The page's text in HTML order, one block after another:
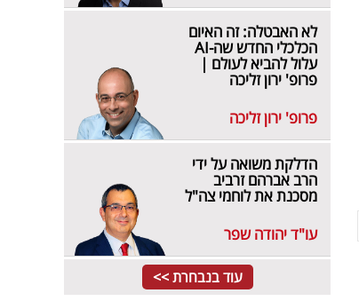
לא האבטלה: זה האיום
הכלכלי החדש שה-AI
עלול להביא לעולם |
פרופ' ירון זליכה
פרופ' ירון זליכה
הדלקת משואה על ידי
הרב אברהם זרביב
מסכנת את לוחמי צה"ל
עו"ד יהודה שפר
עוד בנבחרת >>